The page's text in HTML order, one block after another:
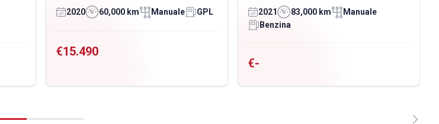
2020 60,000 km Manuale GPL
€15.490
2021 83,000 km
Manuale
Benzina
€-